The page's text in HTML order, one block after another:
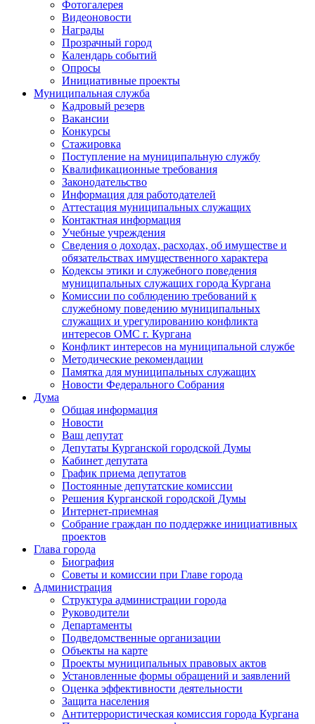
Фотогалерея
Видеоновости
Награды
Прозрачный город
Календарь событий
Опросы
Инициативные проекты
Муниципальная служба
Кадровый резерв
Вакансии
Конкурсы
Стажировка
Поступление на муниципальную службу
Квалификационные требования
Законодательство
Информация для работодателей
Аттестация муниципальных служащих
Контактная информация
Учебные учреждения
Сведения о доходах, расходах, об имуществе и
обязательствах имущественного характера
Кодексы этики и служебного поведения
муниципальных служащих города Кургана
Комиссии по соблюдению требований к
служебному поведению муниципальных
служащих и урегулированию конфликта
интересов ОМС г. Кургана
Конфликт интересов на муниципальной службе
Методические рекомендации
Памятка для муниципальных служащих
Новости Федерального Cобрания
Дума
Общая информация
Новости
Ваш депутат
Депутаты Курганской городской Думы
Кабинет депутата
График приема депутатов
Постоянные депутатские комиссии
Решения Курганской городской Думы
Интернет-приемная
Собрание граждан по поддержке инициативных
проектов
Глава города
Биография
Советы и комиссии при Главе города
Администрация
Структура администрации города
Руководители
Департаменты
Подведомственные организации
Объекты на карте
Проекты муниципальных правовых актов
Установленные формы обращений и заявлений
Оценка эффективности деятельности
Защита населения
Антитеррористическая комиссия города Кургана